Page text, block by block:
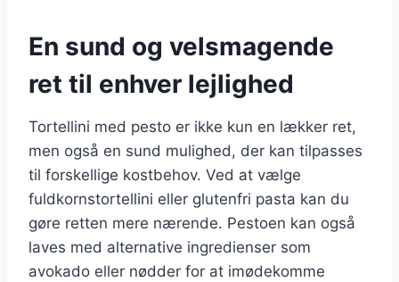
En sund og velsmagende
ret til enhver lejlighed
Tortellini med pesto er ikke kun en lækker ret,
men også en sund mulighed, der kan tilpasses
til forskellige kostbehov. Ved at vælge
fuldkornstortellini eller glutenfri pasta kan du
gøre retten mere nærende. Pestoen kan også
laves med alternative ingredienser som
avokado eller nødder for at imødekomme